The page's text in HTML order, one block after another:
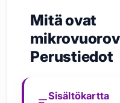
Mitä ovat
Perustiedot
Sisältökartta